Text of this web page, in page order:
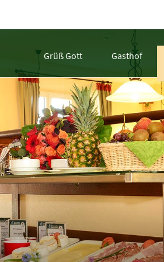
Grüß Gott Gasthof